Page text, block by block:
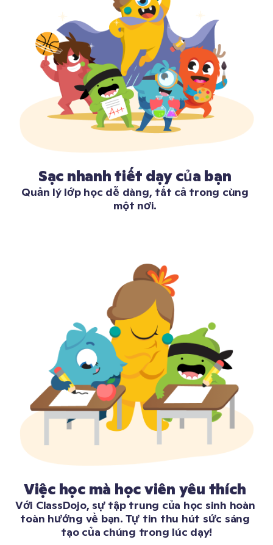
Sạc nhanh tiết dạy của bạn
Quản lý lớp học dễ dàng, tất cả trong cùng
một nơi.
Việc học mà học viên yêu thích
Với ClassDojo, sự tập trung của học sinh hoàn
toàn hướng về bạn. Tự tin thu hút sức sáng
tạo của chúng trong lúc dạy!